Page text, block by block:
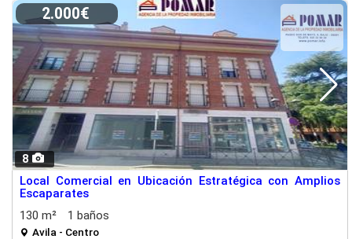
8
2.000€
Local Comercial en Ubicación Estratégica con Amplios
Escaparates
130 m²
1 baños
Avila - Centro